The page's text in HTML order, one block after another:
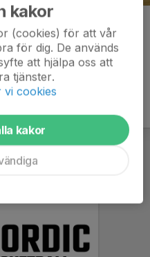
kakor
(cookies) för att vår
för dig. De används
att hjälpa oss att
tjänster.
vi cookies
kakor